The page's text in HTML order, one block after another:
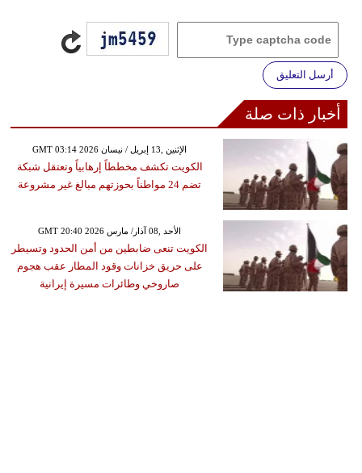
أرسل التعليق
أخبار ذات صلة
GMT 03:14 2026 الإثنين ,13 إبريل / نيسان
الكويت تكشف مخططاً إرهابياً وتعتقل شبكة
تضم 24 مواطناً بحوزتهم مبالغ غير مشروعة
GMT 20:40 2026 الأحد ,08 آذار/ مارس
الكويت تنعى ضابطين من أمن الحدود وتسيطر
على حريق خزانات وقود المطار عقب هجوم
صاروخي وطائرات مسيرة إيرانية